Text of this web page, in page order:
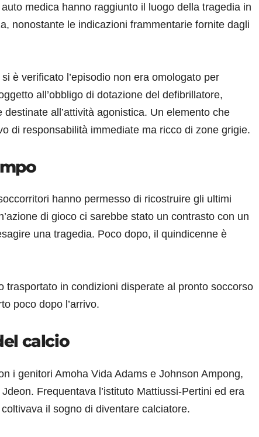
medica hanno raggiunto il luogo della tragedia in
nonostante le indicazioni frammentarie fornite dagli
è verificato l’episodio non era omologato per
all’obbligo di dotazione del defibrillatore,
all’attività agonistica. Un elemento che
di responsabilità immediate ma ricco di zone grigie.
hanno permesso di ricostruire gli ultimi
di gioco ci sarebbe stato un contrasto con un
una tragedia. Poco dopo, il quindicenne è
in condizioni disperate al pronto soccorso
poco dopo l’arrivo.
calcio
i genitori Amoha Vida Adams e Johnson Ampong,
Frequentava l’istituto Mattiussi-Pertini ed era
il sogno di diventare calciatore.